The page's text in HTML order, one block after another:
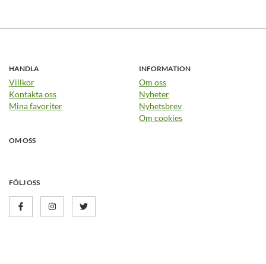
HANDLA
Villkor
Kontakta oss
Mina favoriter
INFORMATION
Om oss
Nyheter
Nyhetsbrev
Om cookies
OM OSS
FÖLJ OSS